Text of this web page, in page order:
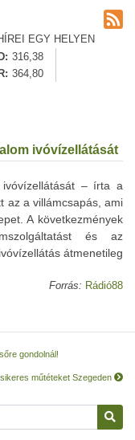
EGY HELYEN
316,38
364,80
ivóvízellátását
ivóvízellátását – írta a
az a villámcsapás, ami
A következmények
és az
átmenetileg
Forrás: Rádió88
gondolnál!
műtéteket Szegeden